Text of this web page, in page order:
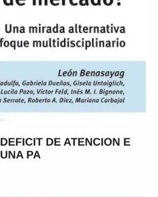
DE ATENCION E
PA